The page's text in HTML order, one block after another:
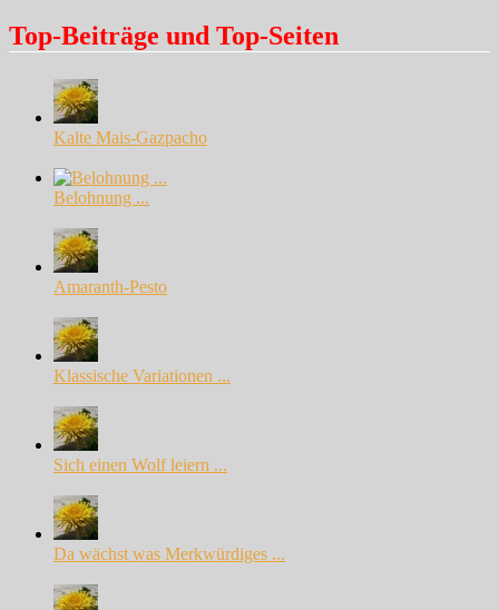
Top-Beiträge und Top-Seiten
Kalte Mais-Gazpacho
Belohnung ...
Amaranth-Pesto
Klassische Variationen ...
Sich einen Wolf leiern ...
Da wächst was Merkwürdiges ...